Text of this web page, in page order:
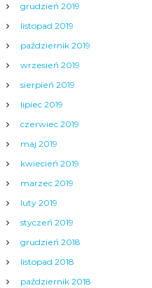
grudzień 2019
listopad 2019
październik 2019
wrzesień 2019
sierpień 2019
lipiec 2019
czerwiec 2019
maj 2019
kwiecień 2019
marzec 2019
luty 2019
styczeń 2019
grudzień 2018
listopad 2018
październik 2018